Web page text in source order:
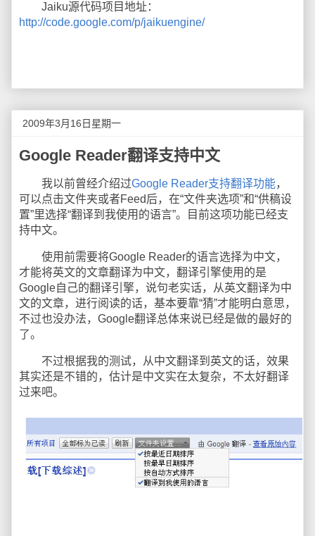
Jaiku源代码项目地址：
http://code.google.com/p/jaikuengine/
2009年3月16日星期一
Google Reader翻译支持中文
我以前曾经介绍过Google Reader支持翻译功能，
可以点击文件夹或者Feed后，在“文件夹选项”和“供稿设
置”里选择“翻译到我使用的语言”。目前这项功能已经支
持中文。
使用前需要将Google Reader的语言选择为中文，
才能将英文的文章翻译为中文，翻译引擎使用的是
Google自己的翻译引擎，说句老实话，从英文翻译为中
文的文章，进行阅读的话，基本要靠“猜”才能明白意思，
不过也没办法，Google翻译总体来说已经是做的最好的
了。
不过根据我的测试，从中文翻译到英文的话，效果
其实还是不错的，估计是中文实在太复杂，不太好翻译
过来吧。